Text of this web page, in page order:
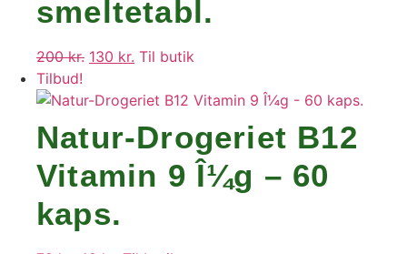
smeltetabl.
200kr. Den
pris
200 kr..
130 kr. Den
pris
er:
130 kr..
Til butik
Tilbud!
Natur-Drogeriet B12
Vitamin 9 Î¼g – 60
kaps.